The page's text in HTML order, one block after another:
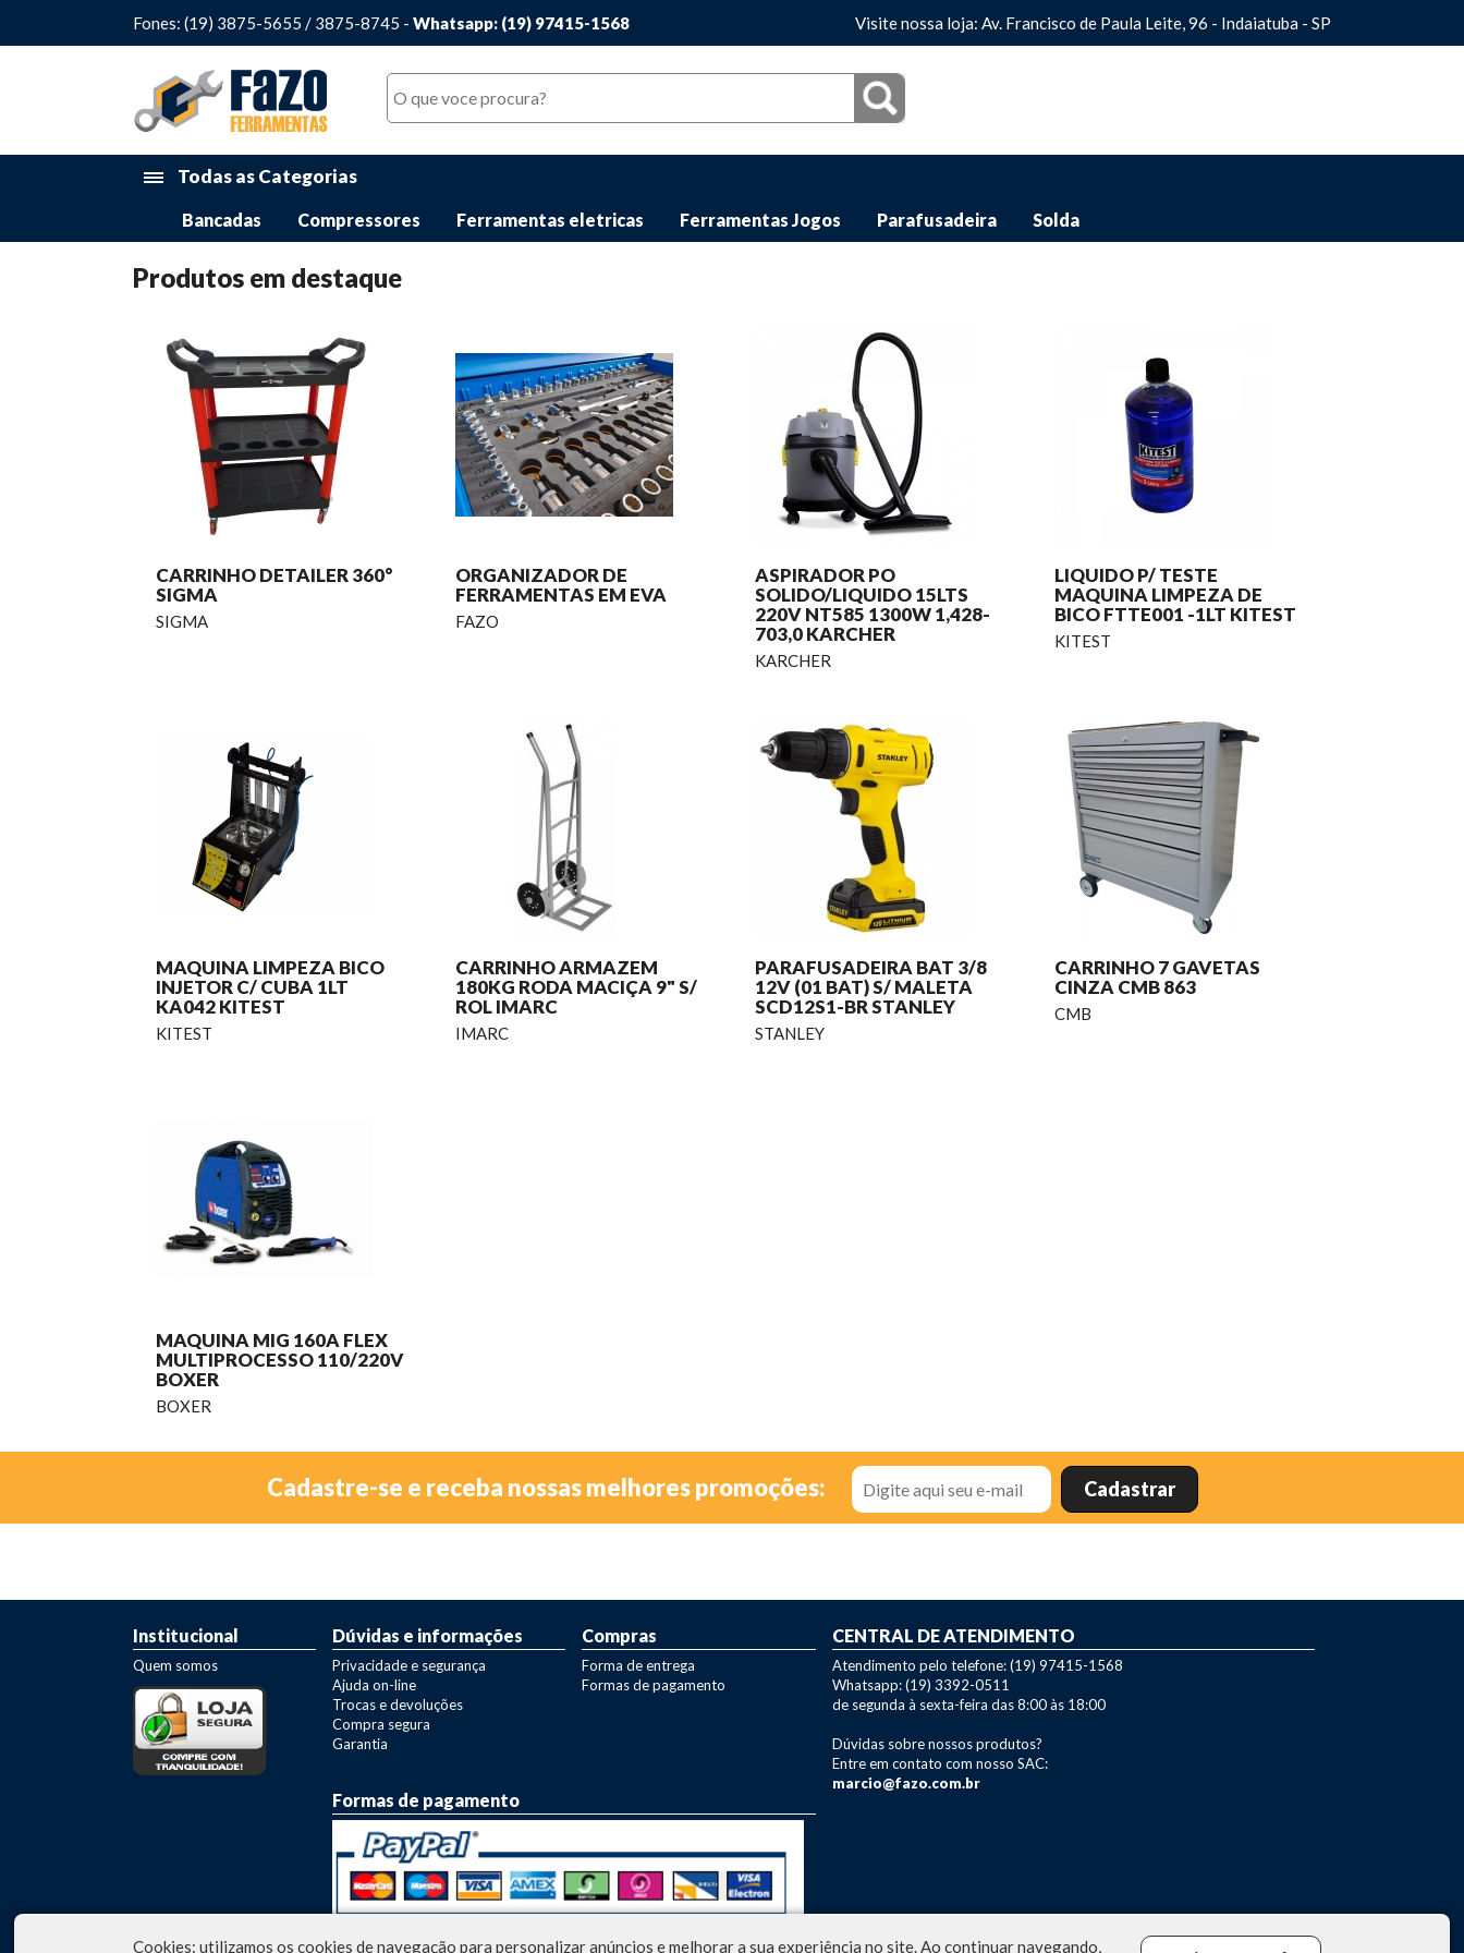
Fones: (19) 3875-5655 / 3875-8745 - Whatsapp: (19) 97415-1568 Visite nossa loja: Av. Francisco de Paula Leite, 96 - Indaiatuba - SP
Todas as Categorias
Bancadas Compressores Ferramentas eletricas Ferramentas Jogos Parafusadeira Solda
Produtos em destaque
CARRINHO DETAILER 360°
SIGMA
SIGMA
ORGANIZADOR DE
FERRAMENTAS EM EVA
FAZO
ASPIRADOR PO
SOLIDO/LIQUIDO 15LTS
220V NT585 1300W 1,428-
703,0 KARCHER
KARCHER
LIQUIDO P/ TESTE
MAQUINA LIMPEZA DE
BICO FTTE001 -1LT KITEST
KITEST
MAQUINA LIMPEZA BICO
INJETOR C/ CUBA 1LT
KA042 KITEST
KITEST
CARRINHO ARMAZEM
180KG RODA MACIÇA 9" S/
ROL IMARC
IMARC
PARAFUSADEIRA BAT 3/8
12V (01 BAT) S/ MALETA
SCD12S1-BR STANLEY
STANLEY
CARRINHO 7 GAVETAS
CINZA CMB 863
CMB
MAQUINA MIG 160A FLEX
MULTIPROCESSO 110/220V
BOXER
BOXER
Cadastre-se e receba nossas melhores promoções:
Institucional
Quem somos
Dúvidas e informações
Privacidade e segurança
Ajuda on-line
Trocas e devoluções
Compra segura
Garantia
Compras
Forma de entrega
Formas de pagamento
Formas de pagamento
CENTRAL DE ATENDIMENTO
Atendimento pelo telefone: (19) 97415-1568
Whatsapp: (19) 3392-0511
de segunda à sexta-feira das 8:00 às 18:00
Dúvidas sobre nossos produtos?
Entre em contato com nosso SAC:
marcio@fazo.com.br
Cookies: utilizamos os cookies de navegação para personalizar anúncios e melhorar a sua experiência no site. Ao continuar navegando,